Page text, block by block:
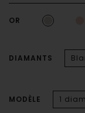
OR
DIAMANTS
MODÈLE 1